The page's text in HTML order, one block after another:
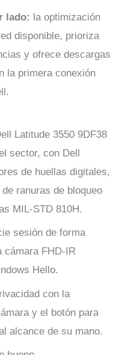
lado: la optimización
disponible, prioriza
y ofrece descargas
la primera conexión
Latitude 3550 9DF38
sector, con Dell
de huellas digitales,
ranuras de bloqueo
MIL-STD 810H.
sesión de forma
cámara FHD-IR
Hello.
con la
y el botón para
alcance de su mano.